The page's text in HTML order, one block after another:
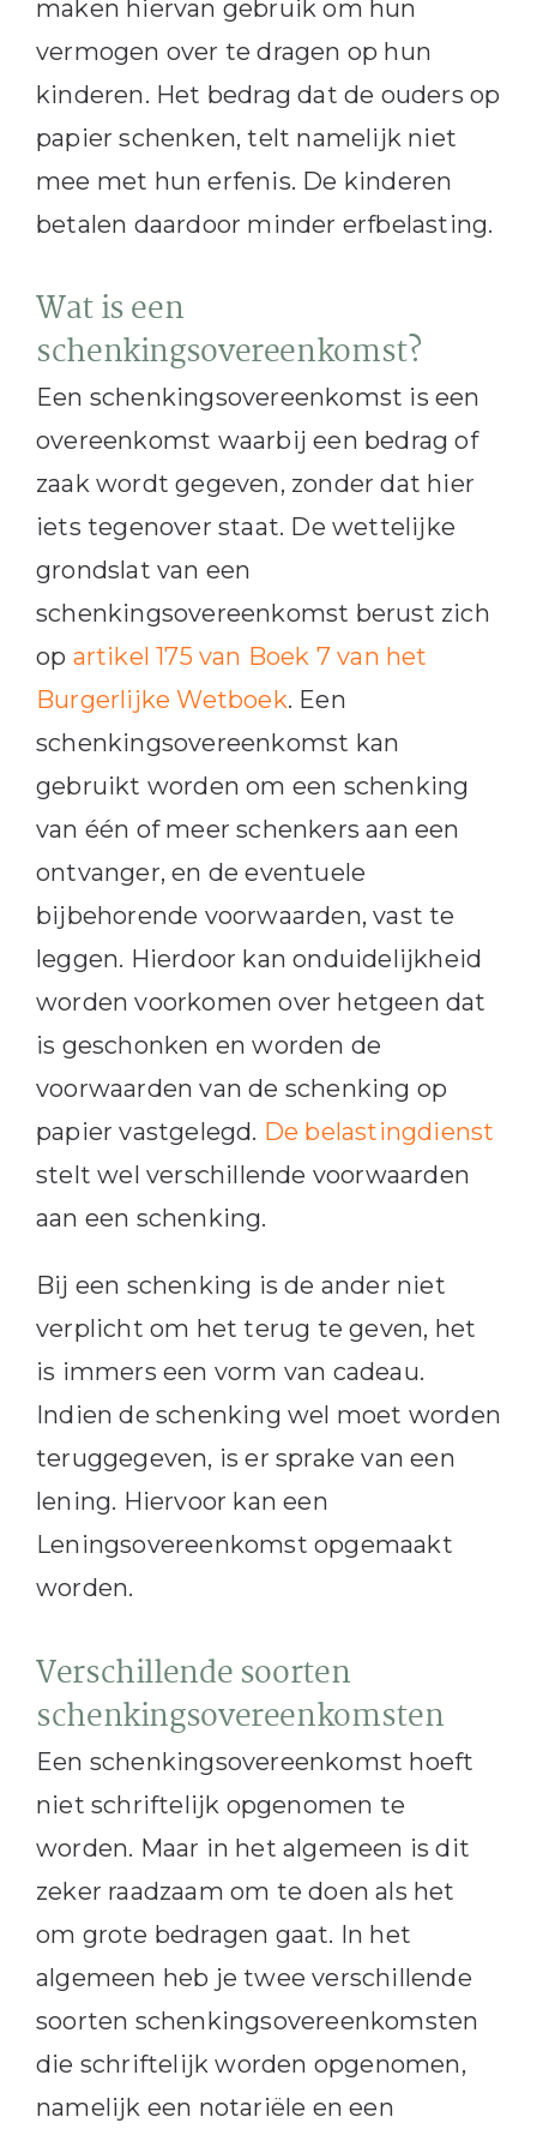
maken hiervan gebruik om hun
vermogen over te dragen op hun
kinderen. Het bedrag dat de ouders op
papier schenken, telt namelijk niet
mee met hun erfenis. De kinderen
betalen daardoor minder erfbelasting.
Wat is een
schenkingsovereenkomst?
Een schenkingsovereenkomst is een
overeenkomst waarbij een bedrag of
zaak wordt gegeven, zonder dat hier
iets tegenover staat. De wettelijke
grondslat van een
schenkingsovereenkomst berust zich
op artikel 175 van Boek 7 van het
Burgerlijke Wetboek. Een
schenkingsovereenkomst kan
gebruikt worden om een schenking
van één of meer schenkers aan een
ontvanger, en de eventuele
bijbehorende voorwaarden, vast te
leggen. Hierdoor kan onduidelijkheid
worden voorkomen over hetgeen dat
is geschonken en worden de
voorwaarden van de schenking op
papier vastgelegd. De belastingdienst
stelt wel verschillende voorwaarden
aan een schenking.
Bij een schenking is de ander niet
verplicht om het terug te geven, het
is immers een vorm van cadeau.
Indien de schenking wel moet worden
teruggegeven, is er sprake van een
lening. Hiervoor kan een
Leningsovereenkomst opgemaakt
worden.
Verschillende soorten
schenkingsovereenkomsten
Een schenkingsovereenkomst hoeft
niet schriftelijk opgenomen te
worden. Maar in het algemeen is dit
zeker raadzaam om te doen als het
om grote bedragen gaat. In het
algemeen heb je twee verschillende
soorten schenkingsovereenkomsten
die schriftelijk worden opgenomen,
namelijk een notariële en een